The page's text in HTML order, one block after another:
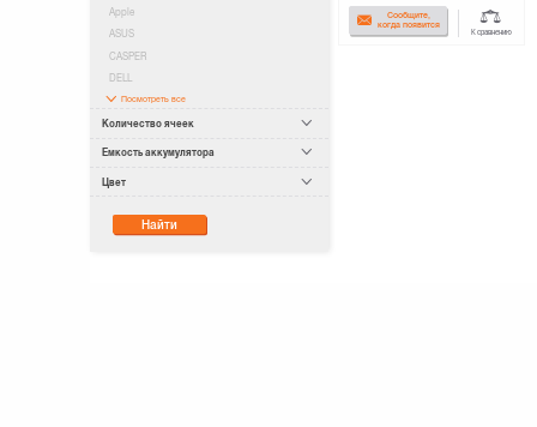
Apple
ASUS
CASPER
DELL
Посмотреть все
Количество ячеек
Ёмкость аккумулятора
Цвет
Найти
Сообщите,
когда появится
К сравнению